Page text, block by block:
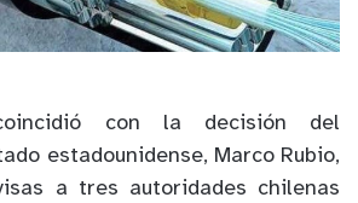
con la decisión del
estadounidense, Marco Rubio,
a tres autoridades chilenas